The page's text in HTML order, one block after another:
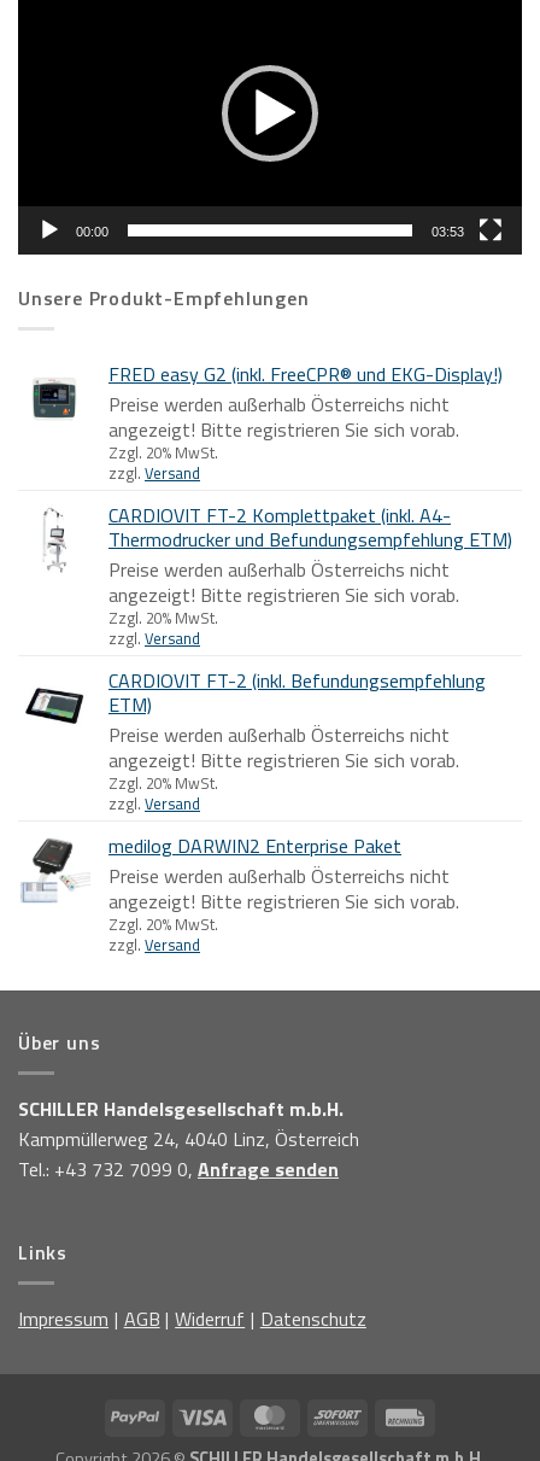
00:00 03:53
Unsere Produkt-Empfehlungen
FRED easy G2 (inkl. FreeCPR® und EKG-Display!)
Preise werden außerhalb Österreichs nicht
angezeigt! Bitte registrieren Sie sich vorab.
Zzgl. 20% MwSt.
zzgl. Versand
CARDIOVIT FT-2 Komplettpaket (inkl. A4-
Thermodrucker und Befundungsempfehlung ETM)
Preise werden außerhalb Österreichs nicht
angezeigt! Bitte registrieren Sie sich vorab.
Zzgl. 20% MwSt.
zzgl. Versand
CARDIOVIT FT-2 (inkl. Befundungsempfehlung
ETM)
Preise werden außerhalb Österreichs nicht
angezeigt! Bitte registrieren Sie sich vorab.
Zzgl. 20% MwSt.
zzgl. Versand
medilog DARWIN2 Enterprise Paket
Preise werden außerhalb Österreichs nicht
angezeigt! Bitte registrieren Sie sich vorab.
Zzgl. 20% MwSt.
zzgl. Versand
Über uns
SCHILLER Handelsgesellschaft m.b.H.
Kampmüllerweg 24, 4040 Linz, Österreich
Tel.: +43 732 7099 0, Anfrage senden
Links
Impressum AGB Widerruf Datenschutz